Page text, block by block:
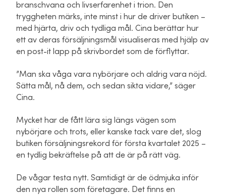
branschvana och livserfarenhet i trion. Den
tryggheten märks, inte minst i hur de driver butiken –
med hjärta, driv och tydliga mål. Cina berättar hur
ett av deras försäljningsmål visualiseras med hjälp av
en post-it lapp på skrivbordet som de förflyttar.
”Man ska våga vara nybörjare och aldrig vara nöjd.
Sätta mål, nå dem, och sedan sikta vidare,” säger
Cina.
Mycket har de fått lära sig längs vägen som
nybörjare och trots, eller kanske tack vare det, slog
butiken försäljningsrekord för första kvartalet 2025 –
en tydlig bekräftelse på att de är på rätt väg.
De vågar testa nytt. Samtidigt är de ödmjuka inför
den nya rollen som företagare. Det finns en